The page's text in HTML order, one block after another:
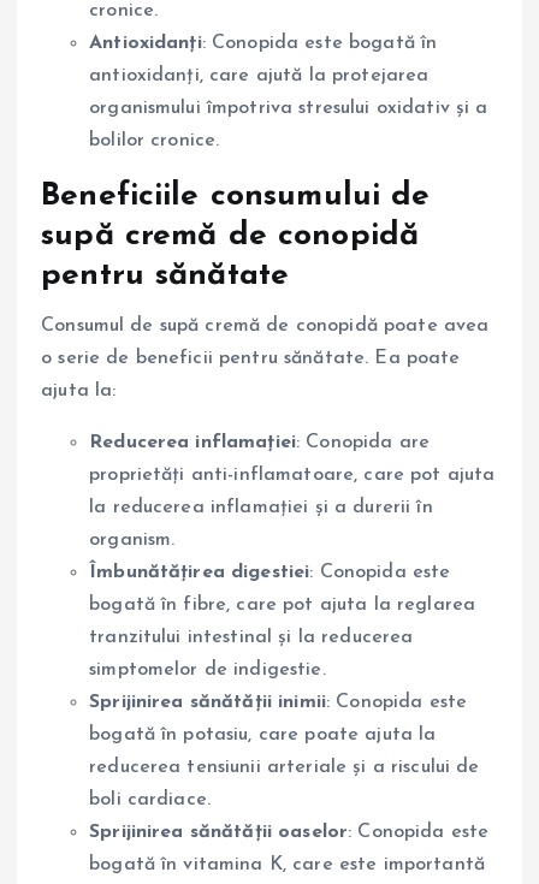
cronice.
Antioxidanți: Conopida este bogată în
antioxidanți, care ajută la protejarea
organismului împotriva stresului oxidativ și a
bolilor cronice.
Beneficiile consumului de
supă cremă de conopidă
pentru sănătate
Consumul de supă cremă de conopidă poate avea
o serie de beneficii pentru sănătate. Ea poate
ajuta la:
Reducerea inflamației: Conopida are
proprietăți anti-inflamatoare, care pot ajuta
la reducerea inflamației și a durerii în
organism.
Îmbunătățirea digestiei: Conopida este
bogată în fibre, care pot ajuta la reglarea
tranzitului intestinal și la reducerea
simptomelor de indigestie.
Sprijinirea sănătății inimii: Conopida este
bogată în potasiu, care poate ajuta la
reducerea tensiunii arteriale și a riscului de
boli cardiace.
Sprijinirea sănătății oaselor: Conopida este
bogată în vitamina K, care este importantă